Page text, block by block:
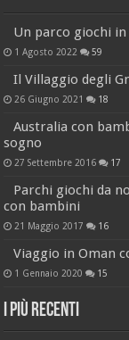
Un parco giochi
1 Agosto 2022 59
Il Villaggio degli
26 Giugno 2021 18
Australia con
sogno
27 Settembre 2016 17
Parchi giochi da
con bambini
21 Maggio 2017 16
Viaggio in Oman
1 Gennaio 2020 15
I più recenti